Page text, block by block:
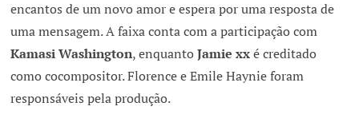
encantos de um novo amor e espera por uma resposta de
uma mensagem. A faixa conta com a participação com
Kamasi Washington, enquantoJamie xxé creditado
como cocompositor. Florence e Emile Haynie foram
responsáveis pela produção.